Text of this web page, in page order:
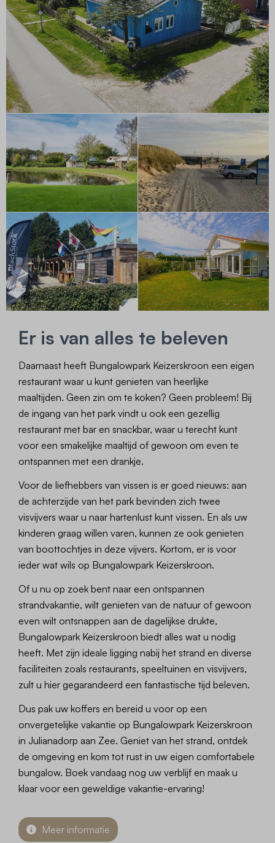
Er is van alles te beleven
Daarnaast heeft Bungalowpark Keizerskroon een eigen
restaurant waar u kunt genieten van heerlijke
maaltijden. Geen zin om te koken? Geen probleem! Bij
de ingang van het park vindt u ook een gezellig
restaurant met bar en snackbar, waar u terecht kunt
voor een smakelijke maaltijd of gewoon om even te
ontspannen met een drankje.
Voor de liefhebbers van vissen is er goed nieuws: aan
de achterzijde van het park bevinden zich twee
visvijvers waar u naar hartenlust kunt vissen. En als uw
kinderen graag willen varen, kunnen ze ook genieten
van boottochtjes in deze vijvers. Kortom, er is voor
ieder wat wils op Bungalowpark Keizerskroon.
Of u nu op zoek bent naar een ontspannen
strandvakantie, wilt genieten van de natuur of gewoon
even wilt ontsnappen aan de dagelijkse drukte,
Bungalowpark Keizerskroon biedt alles wat u nodig
heeft. Met zijn ideale ligging nabij het strand en diverse
faciliteiten zoals restaurants, speeltuinen en visvijvers,
zult u hier gegarandeerd een fantastische tijd beleven.
Dus pak uw koffers en bereid u voor op een
onvergetelijke vakantie op Bungalowpark Keizerskroon
in Julianadorp aan Zee. Geniet van het strand, ontdek
de omgeving en kom tot rust in uw eigen comfortabele
bungalow. Boek vandaag nog uw verblijf en maak u
klaar voor een geweldige vakantie-ervaring!
Meer informatie